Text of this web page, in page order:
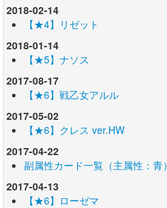
2018-02-14
【★4】リゼット
2018-01-14
【★5】ナソス
2017-08-17
【★6】戦乙女アルル
2017-05-02
【★6】クレス ver.HW
2017-04-22
副属性カード一覧（主属性：青）
2017-04-13
【★6】ローゼマ